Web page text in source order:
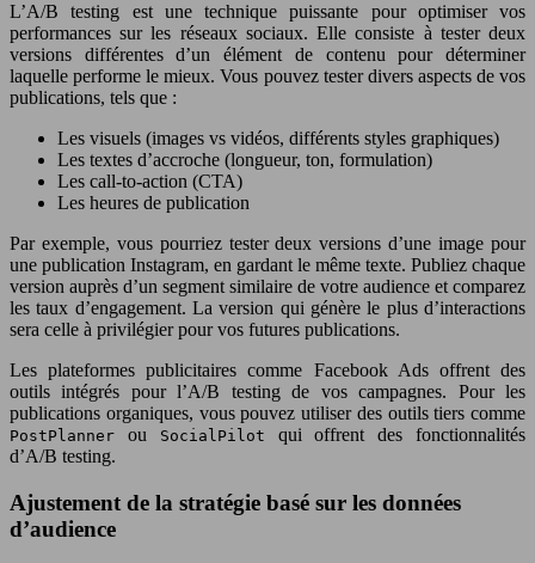
L’A/B testing est une technique puissante pour optimiser vos
performances sur les réseaux sociaux. Elle consiste à tester deux
versions différentes d’un élément de contenu pour déterminer
laquelle performe le mieux. Vous pouvez tester divers aspects de vos
publications, tels que :
Les visuels (images vs vidéos, différents styles graphiques)
Les textes d’accroche (longueur, ton, formulation)
Les call-to-action (CTA)
Les heures de publication
Par exemple, vous pourriez tester deux versions d’une image pour
une publication Instagram, en gardant le même texte. Publiez chaque
version auprès d’un segment similaire de votre audience et comparez
les taux d’engagement. La version qui génère le plus d’interactions
sera celle à privilégier pour vos futures publications.
Les plateformes publicitaires comme Facebook Ads offrent des
outils intégrés pour l’A/B testing de vos campagnes. Pour les
publications organiques, vous pouvez utiliser des outils tiers comme
PostPlanner ou SocialPilot
qui offrent des fonctionnalités
d’A/B testing.
Ajustement de la stratégie basé sur les données
d’audience